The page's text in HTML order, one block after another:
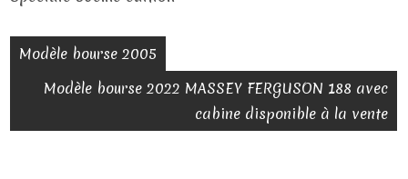
Modèle bourse 2005
Modèle bourse 2022 MASSEY FERGUSON 188 avec
cabine disponible à la vente